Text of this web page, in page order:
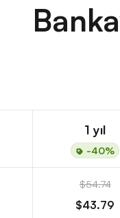
1 yıl
-40%
$54.74
$43.79